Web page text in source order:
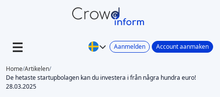
Aanmelden Account aanmaken
Home/Artikelen/
De hetaste startupbolagen kan du investera i från några hundra euro!
28.03.2025